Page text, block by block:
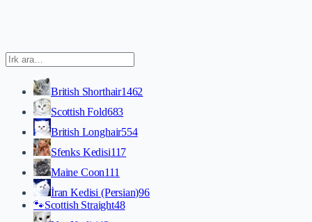
British Shorthair1462
Scottish Fold683
British Longhair554
Sfenks Kedisi117
Maine Coon111
İran Kedisi (Persian)96
🐾Scottish Straight48